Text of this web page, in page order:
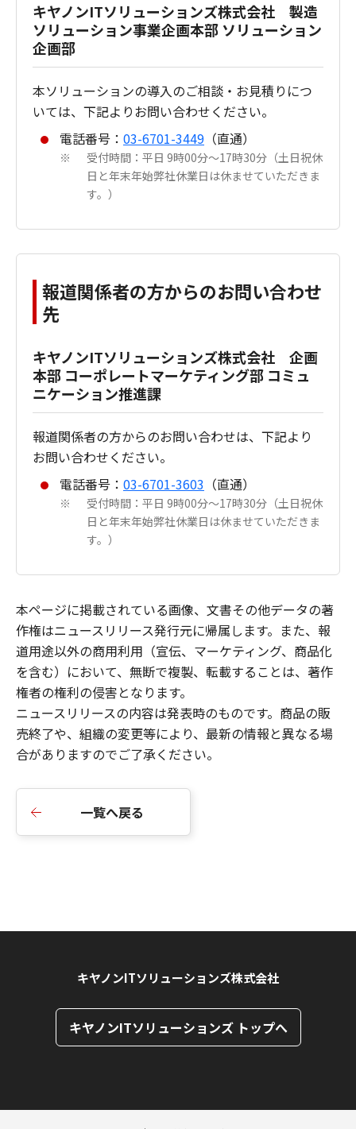
キヤノンITソリューションズ株式会社 製造
ソリューション事業企画本部 ソリューション
企画部
本ソリューションの導入のご相談・お見積りにつ
いては、下記よりお問い合わせください。
電話番号： 03-6701-3449 （直通）
※
受付時間：平日 9時00分～17時30分（土日祝休
日と年末年始弊社休業日は休ませていただきま
す。）
報道関係者の方からのお問い合わせ
先
キヤノンITソリューションズ株式会社 企画
本部 コーポレートマーケティング部 コミュ
ニケーション推進課
報道関係者の方からのお問い合わせは、下記より
お問い合わせください。
電話番号： 03-6701-3603 （直通）
※
受付時間：平日 9時00分～17時30分（土日祝休
日と年末年始弊社休業日は休ませていただきま
す。）
本ページに掲載されている画像、文書その他データの著
作権はニュースリリース発行元に帰属します。また、報
道用途以外の商用利用（宣伝、マーケティング、商品化
を含む）において、無断で複製、転載することは、著作
権者の権利の侵害となります。
ニュースリリースの内容は発表時のものです。商品の販
売終了や、組織の変更等により、最新の情報と異なる場
合がありますのでご了承ください。
一覧へ戻る
キヤノンITソリューションズ株式会社
キヤノンITソリューションズ トップへ